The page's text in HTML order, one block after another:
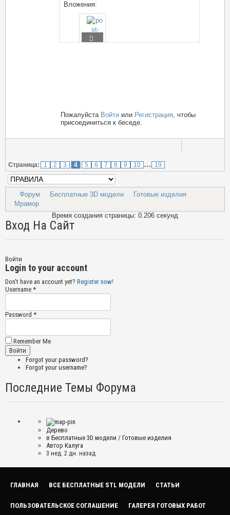
Вложения:
Пожалуйста Войти или Регистрация, чтобы
присоединиться к беседе.
Страница: 1 2 3 4 5 6 7 8 9 10 ... 19
Форум Бесплатные 3D модели
Готовые изделия
Мрамор
Время создания страницы: 0.206 секунд
Вход На Сайт
Войти
Login to your account
Don't have an account yet? Register now!
Username *
Password *
Remember Me
Forgot your password?
Forgot your username?
Последние Темы Форума
Дерево
в Бесплатные 3D модели / Готовые изделия
Автор Калуга
3 нед. 2 дн. назад
ГЛАВНАЯ ВСЕ БЕСПЛАТНЫЕ STL МОДЕЛИ СТАТЬИ
ПОЛЬЗОВАТЕЛЬСКОЕ СОГЛАШЕНИЕ ГАЛЕРЕЯ ГОТОВЫХ РАБОТ